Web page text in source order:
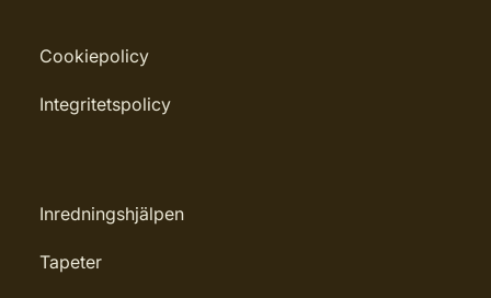
Cookiepolicy
Integritetspolicy
Inredningshjälpen
Tapeter